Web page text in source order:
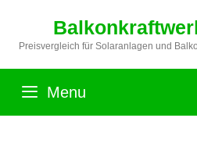
springen
Preisvergleich für Solaranlagen und
Menu